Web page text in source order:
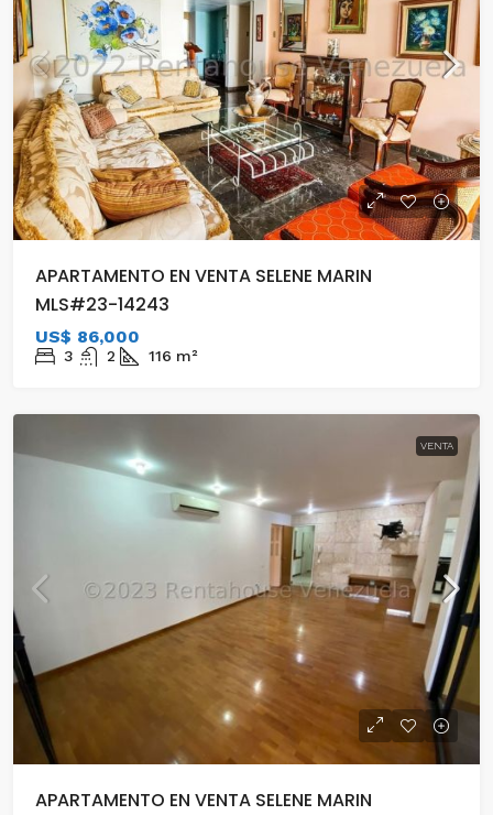
APARTAMENTO EN VENTA SELENE MARIN
MLS#23-14243
US$ 86,000
3 2 116 m²
VENTA
APARTAMENTO EN VENTA SELENE MARIN